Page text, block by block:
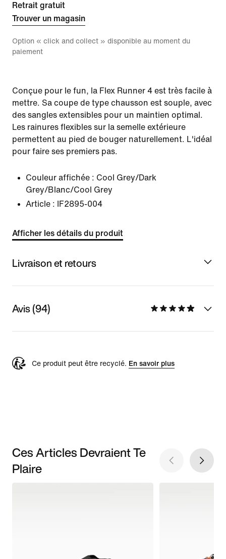
Retrait gratuit
Trouver un magasin
Option « click and collect » disponible au moment du
paiement
Conçue pour le fun, la Flex Runner 4 est très facile à
mettre. Sa coupe de type chausson est souple, avec
des sangles extensibles pour un maintien optimal.
Les rainures flexibles sur la semelle extérieure
permettent au pied de bouger naturellement. L'idéal
pour faire ses premiers pas.
Couleur affichée : Cool Grey/Dark
Grey/Blanc/Cool Grey
Article :
IF2895-004
Afficher les détails du produit
Livraison et retours
Avis (94)
Ce produit peut être recyclé. En savoir plus
Ces Articles Devraient Te
Plaire